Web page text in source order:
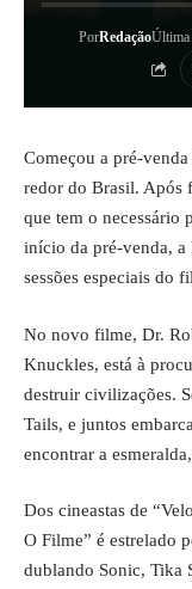
PorRedaçãoÚltima
Começou a pré-
redor do Brasil. Após
que tem o necessário
início da pré-venda, a
sessões especiais do
No novo filme, Dr.
Knuckles, está à
destruir civilizações.
Tails, e juntos
encontrar a
Dos cineastas de
O Filme” é estrelado
dublando Sonic, Tika